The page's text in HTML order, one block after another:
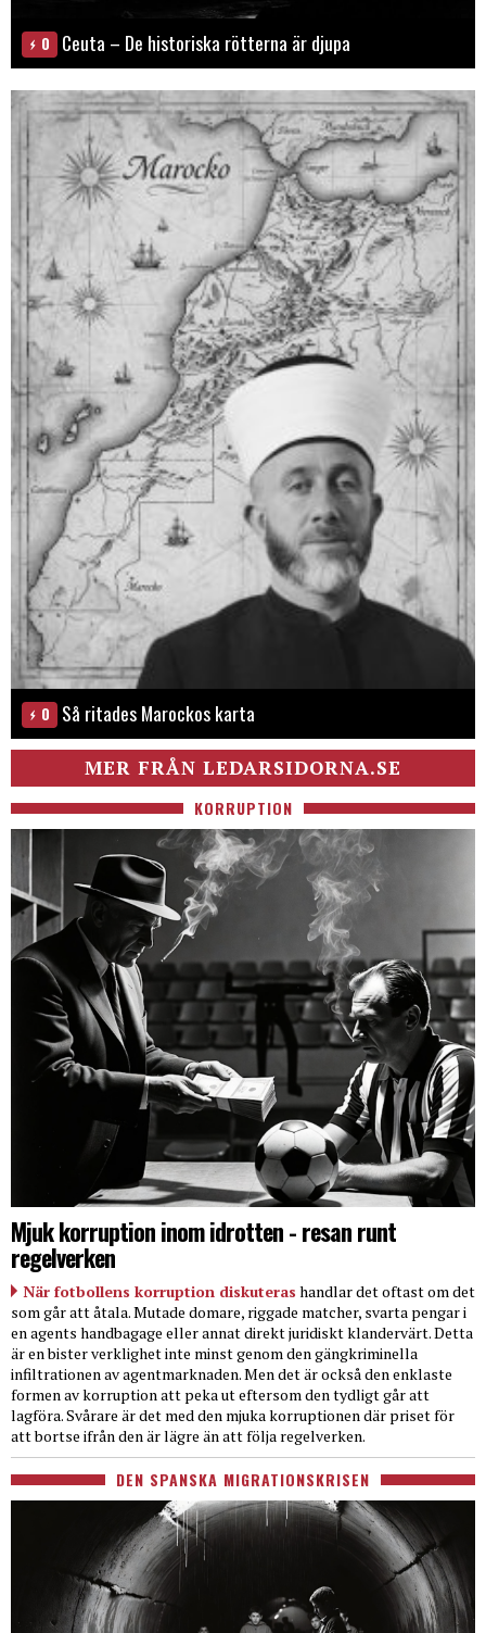
0 Ceuta – De historiska rötterna är djupa
0 Så ritades Marockos karta
MER FRÅN LEDARSIDORNA.SE
KORRUPTION
Mjuk korruption inom idrotten - resan runt
regelverken
När fotbollens korruption diskuteras handlar det oftast om det
som går att åtala. Mutade domare, riggade matcher, svarta pengar i
en agents handbagage eller annat direkt juridiskt klandervärt. Detta
är en bister verklighet inte minst genom den gängkriminella
infiltrationen av agentmarknaden. Men det är också den enklaste
formen av korruption att peka ut eftersom den tydligt går att
lagföra. Svårare är det med den mjuka korruptionen där priset för
att bortse ifrån den är lägre än att följa regelverken.
DEN SPANSKA MIGRATIONSKRISEN